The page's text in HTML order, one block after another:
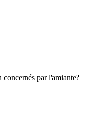
par l'amiante?